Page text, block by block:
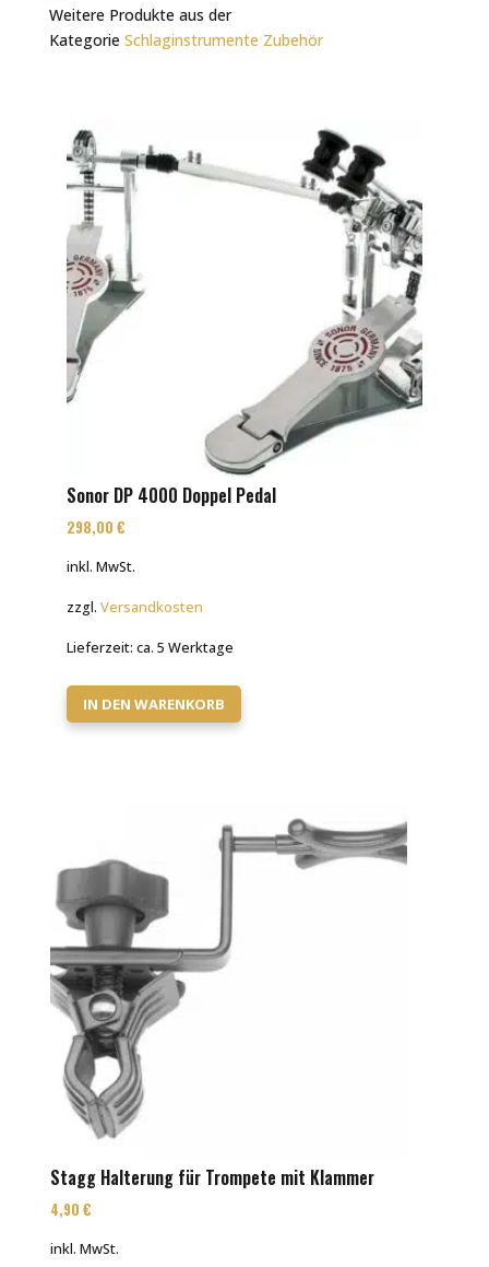
Weitere Produkte aus der
Kategorie Schlaginstrumente Zubehör
Sonor DP 4000 Doppel Pedal
298,00 €
inkl. MwSt.
zzgl. Versandkosten
Lieferzeit: ca. 5 Werktage
IN DEN WARENKORB
Stagg Halterung für Trompete mit Klammer
4,90€
inkl. MwSt.